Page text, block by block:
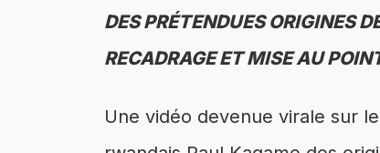
DES PRÉTENDUES ORIGINES
RECADRAGE ET MISE AU
Une vidéo devenue virale sur